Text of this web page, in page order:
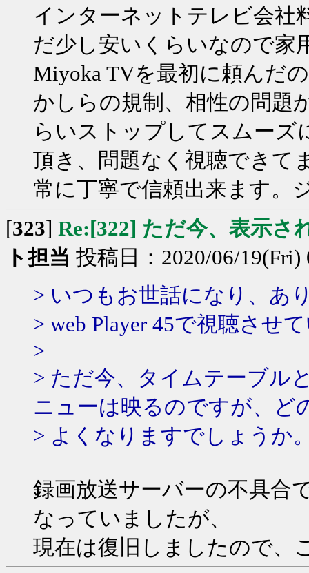
インターネットテレビ会社
だ少し安いくらいなので家
Miyoka TVを最初に頼んだ
かしらの規制、相性の問題
らいストップしてスムーズ
頂き、問題なく視聴できて
常に丁寧で信頼出来ます。
[323] Re:[322] ただ今、表示さ
ト担当 投稿日：2020/06/
> いつもお世話になり、あ
> web Player 45で視聴させ
>
> ただ今、タイムテーブル
ニューは映るのですが、ど
> よくなりますでしょうか
録画放送サーバーの不具合
なっていましたが、
現在は復旧しましたので、